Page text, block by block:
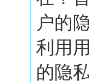
户的
利用
的隐